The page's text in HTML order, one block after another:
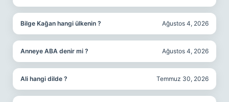
Bilge Kağan hangi ülkenin ? Ağustos 4, 2026
Anneye ABA denir mi ? Ağustos 4, 2026
Ali hangi dilde ? Temmuz 30, 2026